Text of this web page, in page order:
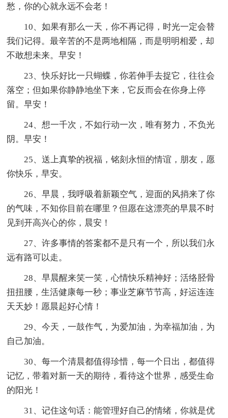
愁，你的心就永远不会老！
10、如果有那么一天，你不再记得，时光一定会替
我们记得。最辛苦的不是两地相隔，而是明明相爱，却
不敢想未来。早安！
23、快乐好比一只蝴蝶，你若伸手去捉它，往往会
落空；但如果你静静地坐下来，它反而会在你身上停
留。早安！
24、想一千次，不如行动一次，唯有努力，不负光
阴。早安！
25、送上真挚的祝福，铭刻永恒的情谊，朋友，愿
你快乐，早安。
26、早晨，我呼吸着新颖空气，迎面的风捎来了你
的气味，不知你目前在哪里？但愿在这漂亮的早晨不时
见到开高兴心的你，晨安！
27、许多事情的答案都不是只有一个，所以我们永
远有路可以走。
28、早晨醒来笑一笑，心情快乐精神好；活络胫骨
扭扭腰，生活健康每一秒；事业芝麻节节高，好运连连
天天妙！愿晨起好心情！
29、今天，一鼓作气，为爱加油，为幸福加油，为
自己加油。
30、每一个清晨都值得珍惜，每一个日出，都值得
记忆，带着对新一天的期待，看待这个世界，感受生命
的阳光！
31、记住这句话：能管理好自己的情绪，你就是优